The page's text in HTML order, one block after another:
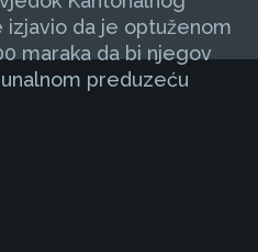
izjavio da je optuženom
maraka da bi njegov
preduzeću